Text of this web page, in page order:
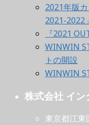
2021年版
2021-2022
『2021
WINWIN
トの開設
WINWIN
株式会社 イ
東京都江